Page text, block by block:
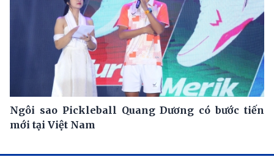
Ngôi sao Pickleball Quang Dương có bước tiến
mới tại Việt Nam